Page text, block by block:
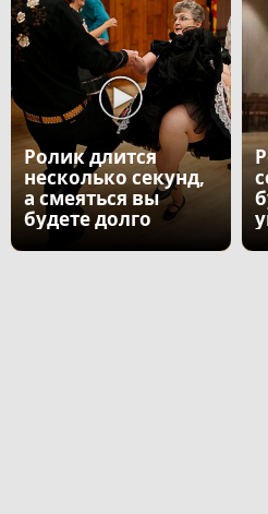
Ролик длится
несколько секунд,
а смеяться вы
будете долго